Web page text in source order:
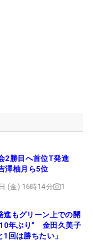
2勝目へ首位T発進
澤柚月ら5位
(金) 16時14分 1
進もグリーン上での開
年ぶり” 金田久美子
1回は勝ちたい」